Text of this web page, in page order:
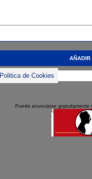
AÑADIR
Politica de Cookies
Puede anunciarse